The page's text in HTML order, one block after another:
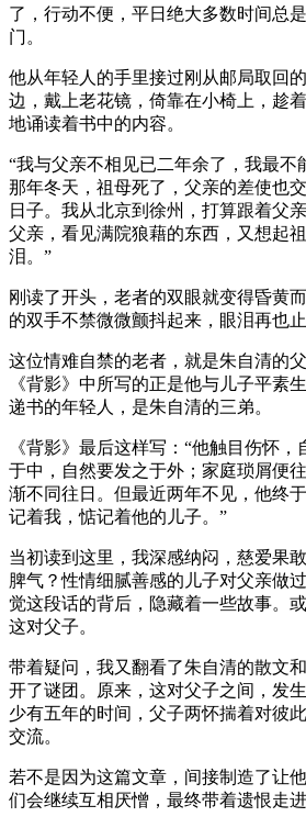
了，行动不便，平日绝大多数时间总
门。
他从年轻人的手里接过刚从邮局取回
边，戴上老花镜，倚靠在小椅上，趁
地诵读着书中的内容。
“我与父亲不相见已二年余了，我最不
那年冬天，祖母死了，父亲的差使也
日子。我从北京到徐州，打算跟着父
父亲，看见满院狼藉的东西，又想起
泪。”
刚读了开头，老者的双眼就变得昏黄
的双手不禁微微颤抖起来，眼泪再也止
这位情难自禁的老者，就是朱自清的
《背影》中所写的正是他与儿子平素
递书的年轻人，是朱自清的三弟。
《背影》最后这样写：“他触目伤怀
于中，自然要发之于外；家庭琐屑便
渐不同往日。但最近两年不见，他终
记着我，惦记着他的儿子。”
当初读到这里，我深感纳闷，慈爱果
脾气？性情细腻善感的儿子对父亲做
觉这段话的背后，隐藏着一些故事。
这对父子。
带着疑问，我又翻看了朱自清的散文
开了谜团。原来，这对父子之间，发
少有五年的时间，父子两怀揣着对彼
交流。
若不是因为这篇文章，间接制造了让
们会继续互相厌憎，最终带着遗恨走进